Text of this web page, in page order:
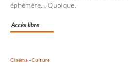
éphémère... Quoique.
Accès libre
Cinéma -Culture